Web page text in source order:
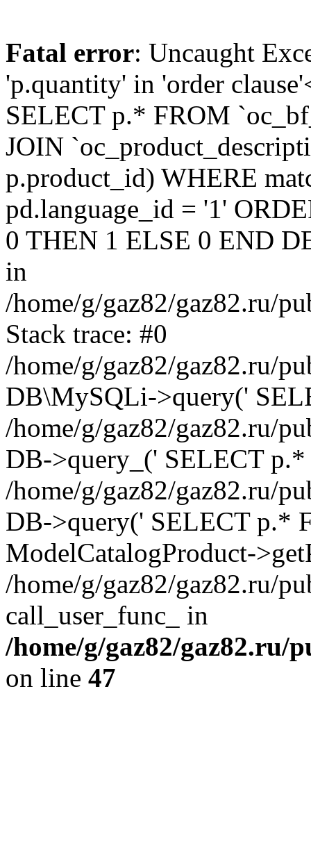
Fatal error: Uncaught
'p.quantity' in 'order
SELECT p.* FROM
JOIN
p.product_id) WHERE
pd.language_id = '1'
0 THEN 1 ELSE 0 END
in
/home/g/gaz82/gaz82.ru/
Stack trace: #0
/home/g/gaz82/gaz82.ru/
DB\MySQLi->query('
/home/g/gaz82/gaz82.ru/
DB->query_(' SELECT
/home/g/gaz82/gaz82.ru/
DB->query(' SELECT p.*
ModelCatalogProduct-
/home/g/gaz82/gaz82.ru/
call_user_func_ in
/home/g/gaz82/
on line 47